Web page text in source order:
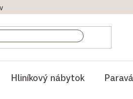
Hliníkový nábytok